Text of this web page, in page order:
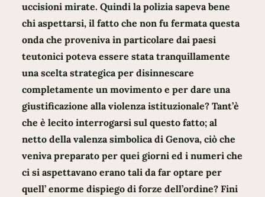
uccisioni mirate. Quindi la polizia sapeva bene
chi aspettarsi, il fatto che non fu fermata questa
onda che proveniva in particolare dai paesi
teutonici poteva essere stata tranquillamente
una scelta strategica per disinnescare
completamente un movimento e per dare una
giustificazione alla violenza istituzionale? Tant’è
che è lecito interrogarsi sul questo fatto; al
netto della valenza simbolica di Genova, ciò che
veniva preparato per quei giorni ed i numeri che
ci si aspettavano erano tali da far optare per
quell’ enorme dispiego di forze dell’ordine? Fini